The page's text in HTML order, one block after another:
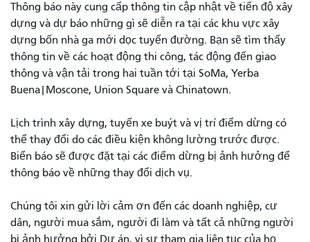
Thông báo này cung cấp thông tin cập nhật về tiến độ xây
dựng và dự báo những gì sẽ diễn ra tại các khu vực xây
dựng bốn nhà ga mới dọc tuyến đường. Bạn sẽ tìm thấy
thông tin về các hoạt động thi công, tác động đến giao
thông và vận tải trong hai tuần tới tại SoMa, Yerba
Buena|Moscone, Union Square và Chinatown.
Lịch trình xây dựng, tuyến xe buýt và vị trí điểm dừng có
thể thay đổi do các điều kiện không lường trước được.
Biển báo sẽ được đặt tại các điểm dừng bị ảnh hưởng để
thông báo về những thay đổi dịch vụ.
Chúng tôi xin gửi lời cảm ơn đến các doanh nghiệp, cư
dân, người mua sắm, người đi làm và tất cả những người
bị ảnh hưởng bởi Dự án, vì sự tham gia liên tục của họ